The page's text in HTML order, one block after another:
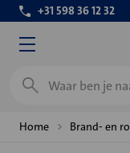
+31 598 36 12 32
Zoeken
Home Brand- en